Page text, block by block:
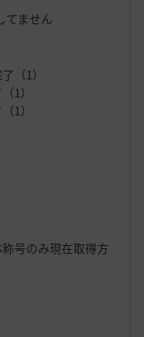
てません
（1）
1）
1）
号のみ現在取得方